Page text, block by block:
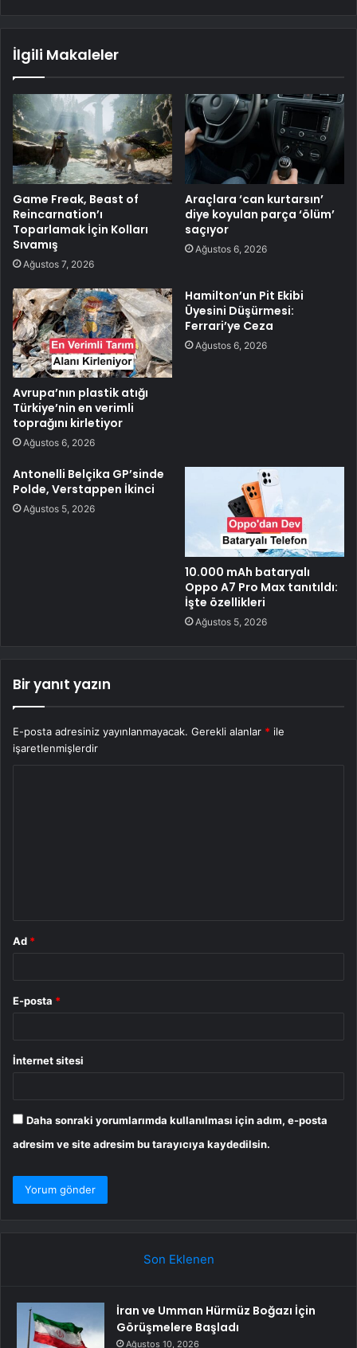
İlgili Makaleler
Game Freak, Beast of
Reincarnation’ı
Toparlamak İçin Kolları
Sıvamış
Ağustos 7, 2026
Araçlara ‘can kurtarsın’
diye koyulan parça ‘ölüm’
saçıyor
Ağustos 6, 2026
Avrupa’nın plastik atığı
Türkiye’nin en verimli
toprağını kirletiyor
Ağustos 6, 2026
Hamilton’un Pit Ekibi
Üyesini Düşürmesi:
Ferrari’ye Ceza
Ağustos 6, 2026
Antonelli Belçika GP’sinde
Polde, Verstappen İkinci
Ağustos 5, 2026
10.000 mAh bataryalı
Oppo A7 Pro Max tanıtıldı:
İşte özellikleri
Ağustos 5, 2026
Bir yanıt yazın
E-posta adresiniz yayınlanmayacak. Gerekli alanlar * ile
işaretlenmişlerdir
Ad *
E-posta *
İnternet sitesi
Daha sonraki yorumlarımda kullanılması için adım, e-posta
adresim ve site adresim bu tarayıcıya kaydedilsin.
Son Eklenen
İran ve Umman Hürmüz Boğazı İçin
Görüşmelere Başladı
Ağustos 10, 2026